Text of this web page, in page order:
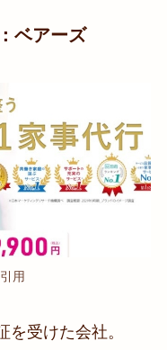
ベアーズ
用
を受けた会社。